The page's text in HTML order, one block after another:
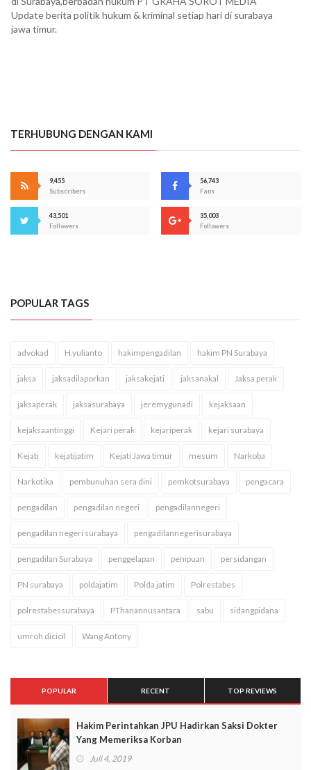
Update berita politik hukum & kriminal setiap hari di surabaya
jawa timur.
TERHUBUNG DENGAN KAMI
9,455
Subscribers
56,743
Fans
43,501
Followers
35,003
Followers
POPULAR TAGS
advokad H.yulianto hakimpengadilan hakim PN Surabaya
jaksa jaksadilaporkan jaksakejati jaksanakal Jaksa perak
jaksaperak jaksasurabaya jeremygunadi kejaksaan
kejaksaantinggi Kejari perak kejariperak kejari surabaya
Kejati kejatijatim Kejati Jawa timur mesum Narkoba
Narkotika pembunuhan sera dini pemkotsurabaya pengacara
pengadilan pengadilan negeri pengadilannegeri
pengadilan negeri surabaya pengadilannegerisurabaya
pengadilan Surabaya penggelapan penipuan persidangan
PN surabaya poldajatim Polda jatim Polrestabes
polrestabessurabaya PThanannusantara sabu sidangpidana
umroh dicicil Wang Antony
POPULAR RECENT TOP REVIEWS
Hakim Perintahkan JPU Hadirkan Saksi Dokter
Yang Memeriksa Korban
Juli 4, 2019